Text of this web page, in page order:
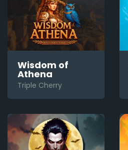
Wisdom of
Athena
Triple Cherry